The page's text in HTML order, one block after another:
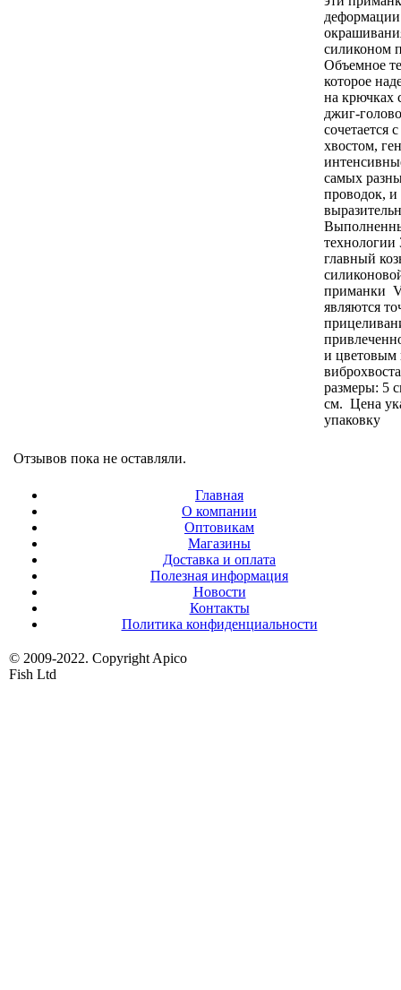
силиконом
Объемное
которое
на крючках
джиг-
сочетается
хвостом,
самых
проводок,
технологии
главный
приманки
являются
и цветовым
размеры: 5
см. Цена
упаковку
Отзывов пока не оставляли.
Главная
О компании
Оптовикам
Магазины
Доставка и оплата
Полезная информация
Новости
Контакты
Политика конфиденциальности
© 2009-2022. Copyright Apico
Fish Ltd